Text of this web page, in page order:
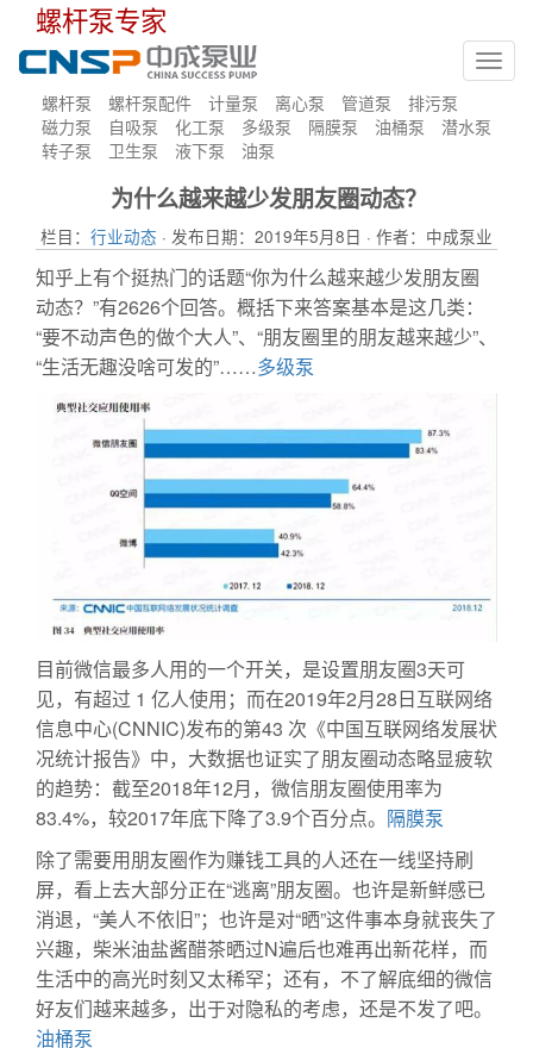
螺杆泵专家
螺杆泵 螺杆泵配件 计量泵 离心泵 管道泵
排污泵
磁力泵
自吸泵 化工泵 多级泵 隔膜泵 油桶泵
潜水泵
转子泵
卫生泵 液下泵 油泵
为什么越来越少发朋友圈动态？
栏目： 行业动态 · 发布日期：2019年5月8日 · 作者：中成泵业
知乎上有个挺热门的话题“你为什么越来越少发朋友圈
动态？”有2626个回答。概括下来答案基本是这几类：
“要不动声色的做个大人”、“朋友圈里的朋友越来越少”、
“生活无趣没啥可发的”……多级泵
目前微信最多人用的一个开关，是设置朋友圈3天可
见，有超过 1 亿人使用；而在2019年2月28日互联网络
信息中心(CNNIC)发布的第43 次《中国互联网络发展状
况统计报告》中，大数据也证实了朋友圈动态略显疲软
的趋势：截至2018年12月，微信朋友圈使用率为
83.4%，较2017年底下降了3.9个百分点。 隔膜泵
除了需要用朋友圈作为赚钱工具的人还在一线坚持刷
屏，看上去大部分正在“逃离”朋友圈。也许是新鲜感已
消退，“美人不依旧”；也许是对“晒”这件事本身就丧失了
兴趣，柴米油盐酱醋茶晒过N遍后也难再出新花样，而
生活中的高光时刻又太稀罕；还有，不了解底细的微信
好友们越来越多，出于对隐私的考虑，还是不发了吧。
油桶泵